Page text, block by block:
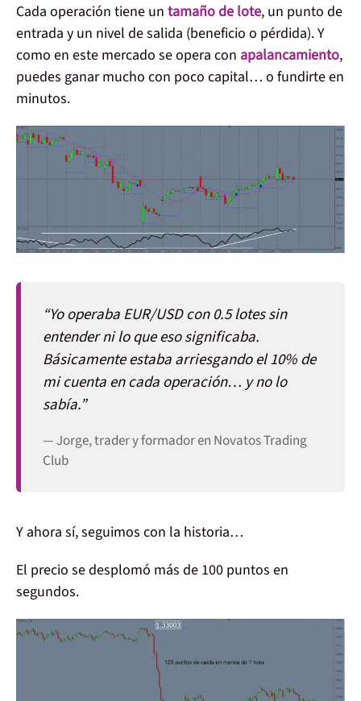
Cada operación tiene un tamaño de lote, un punto de
entrada y un nivel de salida (beneficio o pérdida). Y
como en este mercado se opera con apalancamiento,
puedes ganar mucho con poco capital… o fundirte en
minutos.
“Yo operaba EUR/USD con 0.5 lotes sin
entender ni lo que eso significaba.
Básicamente estaba arriesgando el 10% de
mi cuenta en cada operación… y no lo
sabía.”
— Jorge, trader y formador en Novatos Trading
Club
Y ahora sí, seguimos con la historia…
El precio se desplomó más de 100 puntos en
segundos.